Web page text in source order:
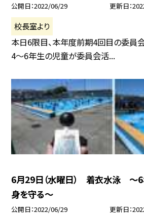
公開日 2022/06/29 更新日
校長室より
本日6限目、本年度前期4回目の委員
4〜6年生の児童が委員会活...
6月29日（水曜日） 着衣水泳 〜
身を守る〜
公開日 2022/06/29 更新日